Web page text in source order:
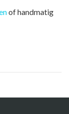
of handmatig